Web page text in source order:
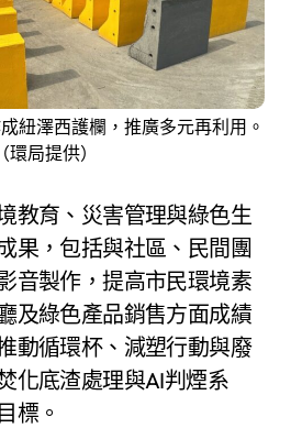
紐澤西護欄，推廣多元再利用。
（環局提供）
教育、災害管理與綠色生
果，包括與社區、民間團
音製作，提高市民環境素
及綠色產品銷售方面成績
動循環杯、減塑行動與廢
化底渣處理與AI判煙系
標。